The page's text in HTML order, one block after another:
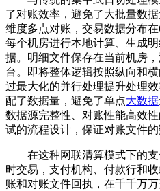
了对账效率，避免了大批量数
维度多点对账，交易数据分布
每个机房进行本地计算、生成
据。明细文件保存在当前机房
台。即将整体逻辑按照纵向和
过最大化的并行处理提升处理
配了数据量，避免了单点大数据
数据源完整性、对账性能高效
试的流程设计，保证对账文件的
在这种网联清算模式下的支
时交易，支付机构、付款行和
账和对账文件回执，在千千万